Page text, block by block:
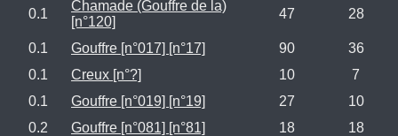
0.1
Chamade (Gouffre de la)
[n°120]
47 28
0.1 Gouffre [n°017] [n°17] 90
36
0.1
Creux [n°?] 10
7
0.1
Gouffre [n°019] [n°19] 27
10
0.2
Gouffre [n°081] [n°81] 18 18